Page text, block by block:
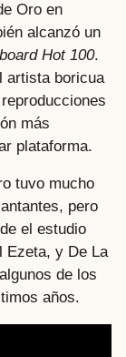
Oro en
alcanzó un
Hot 100.
artista boricua
más
plataforma.
tuvo mucho
pero
el estudio
Ezeta, y De La
de los
años.